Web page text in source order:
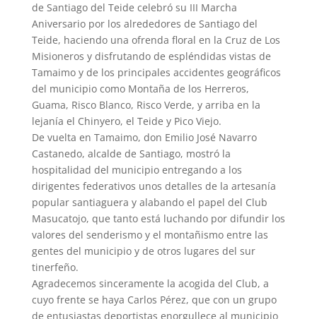
de Santiago del Teide celebró su III Marcha
Aniversario por los alrededores de Santiago del
Teide, haciendo una ofrenda floral en la Cruz de Los
Misioneros y disfrutando de espléndidas vistas de
Tamaimo y de los principales accidentes geográficos
del municipio como Montaña de los Herreros,
Guama, Risco Blanco, Risco Verde, y arriba en la
lejanía el Chinyero, el Teide y Pico Viejo.
De vuelta en Tamaimo, don Emilio José Navarro
Castanedo, alcalde de Santiago, mostró la
hospitalidad del municipio entregando a los
dirigentes federativos unos detalles de la artesanía
popular santiaguera y alabando el papel del Club
Masucatojo, que tanto está luchando por difundir los
valores del senderismo y el montañismo entre las
gentes del municipio y de otros lugares del sur
tinerfeño.
Agradecemos sinceramente la acogida del Club, a
cuyo frente se haya Carlos Pérez, que con un grupo
de entusiastas deportistas enorgullece al municipio